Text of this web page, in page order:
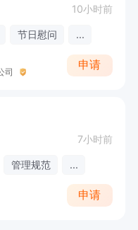
10小时前
节日慰问 ...
司
申请
7小时前
管理规范 ...
申请